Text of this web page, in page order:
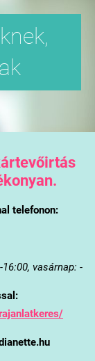
telefonon:
vasárnap: -